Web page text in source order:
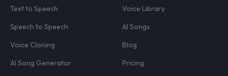
Text to Speech
Speech to Speech
Voice Cloning
AI Song Generator
Voice Library
AI Songs
Blog
Pricing